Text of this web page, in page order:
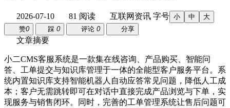
2026-07-10 81 阅读 互联网资讯 字号 小 中
大
赞0 踩 0 评论 0 分享
文章摘要
小二CMS客服系统是一款集在线咨询、产品购买、智能问
答、工单提交与知识库管理于一体的全能型客户服务平台。系
统内置知识库支持智能机器人自动应答常见问题，降低人工成
本；客户无需跳转即可在对话中直接完成产品浏览与下单，实
现服务与销售闭环。同时，完善的工单管理系统让售后问题可